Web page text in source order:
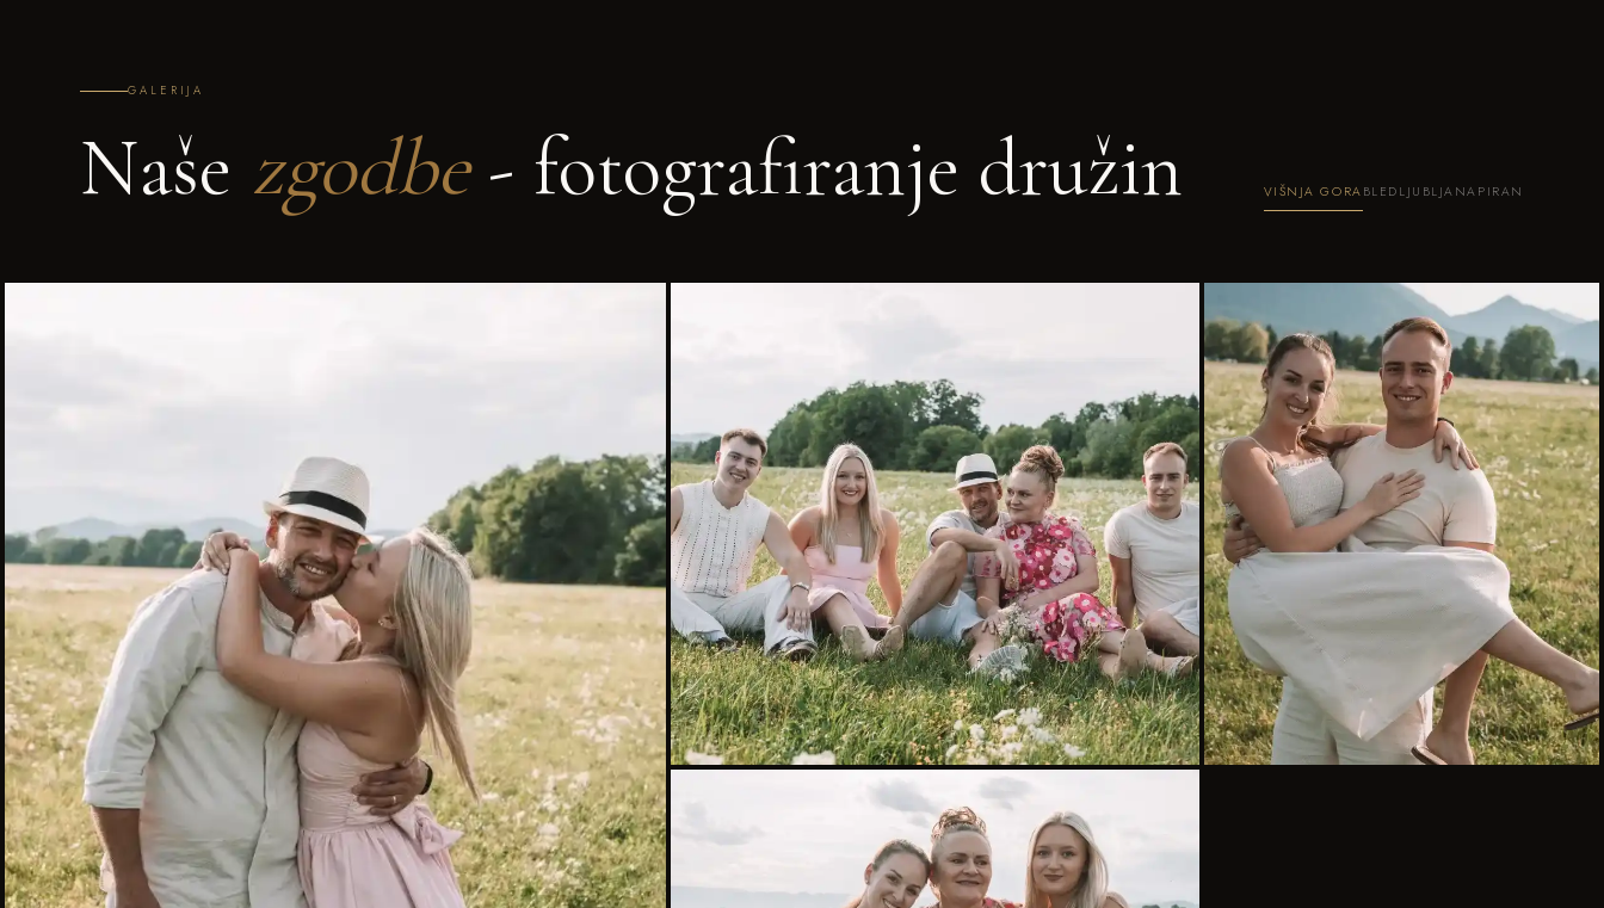
GALERIJA
Naše zgodbe- fotografiranje družin VIŠNJA GORA BLED LJUBLJANA PIRAN